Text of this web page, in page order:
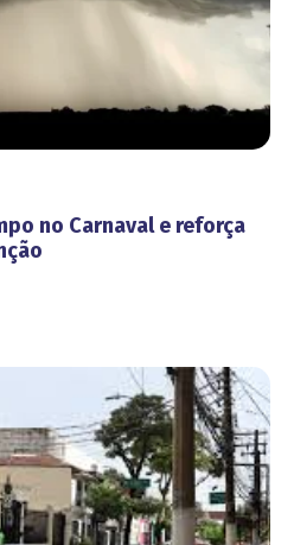
no Carnaval e reforça